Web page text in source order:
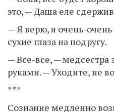
это, — Даша еле
— Я верю, я очень-
сухие глаза на подругу.
— Все-все, — медсестра
руками. — Уходите, не
***
Сознание медленно